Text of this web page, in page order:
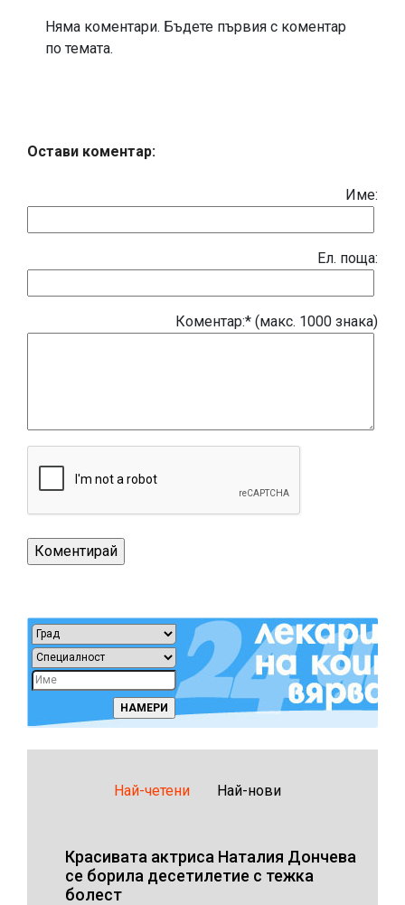
Няма коментари. Бъдете първия с коментар
по темата.
Остави коментар:
Име:
Eл. поща:
Коментар:* (макс. 1000 знака)
Най-четени Най-нови
Красивата актриса Наталия Дончева
се борила десетилетие с тежка
болест